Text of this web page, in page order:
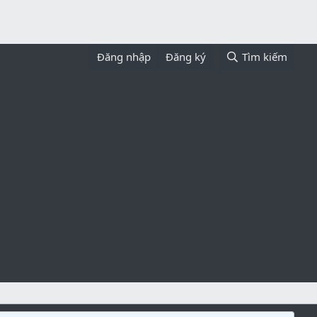
Đăng nhập Đăng ký Tìm kiếm